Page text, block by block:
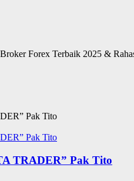
Forex Terbaik 2025 &
TRADER” Pak Tito